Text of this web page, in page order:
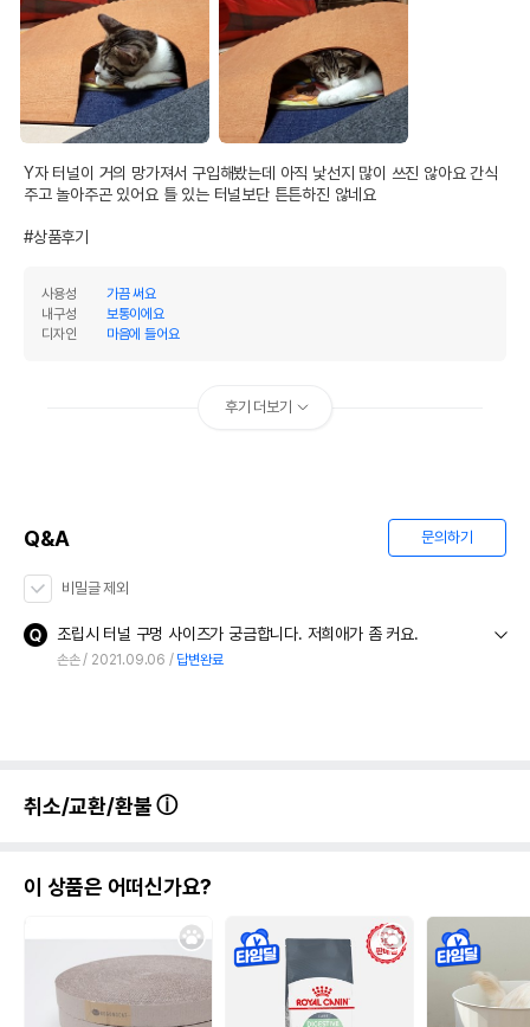
Y자 터널이 거의 망가져서 구입해봤는데 아직 낯선지 많이 쓰진 않아요 간식
주고 놀아주곤 있어요 틀 있는 터널보단 튼튼하진 않네요
#상품후기
사용성
가끔 써요
내구성
보통이에요
디자인
마음에 들어요
후기 더보기
Q&A 문의하기
비밀글 제외
조립시 터널 구멍 사이즈가 궁금합니다. 저희애가 좀 커요.
손손 2021.09.06 답변완료
취소/교환/환불
이 상품은 어떠신가요?